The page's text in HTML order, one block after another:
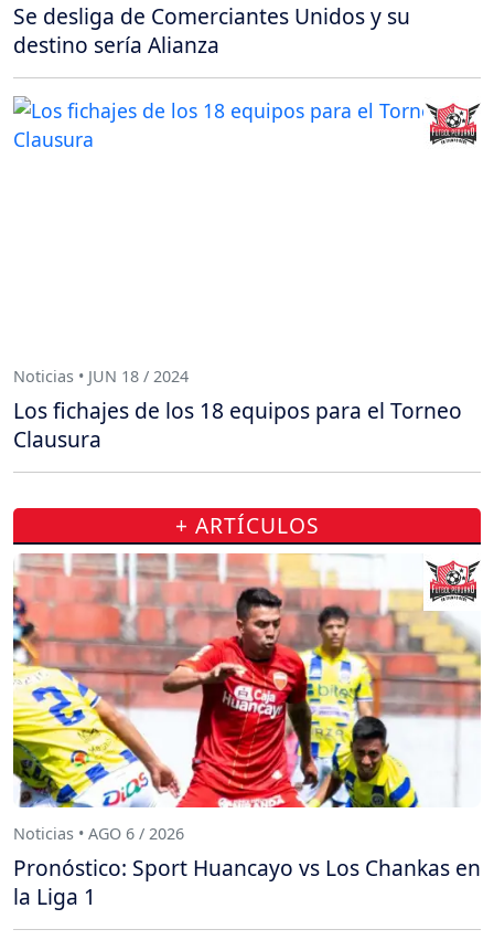
Se desliga de Comerciantes Unidos y su
destino sería Alianza
Noticias • JUN 18 / 2024
Los fichajes de los 18 equipos para el Torneo
Clausura
+ ARTÍCULOS
Noticias • AGO 6 / 2026
Pronóstico: Sport Huancayo vs Los Chankas en
la Liga 1